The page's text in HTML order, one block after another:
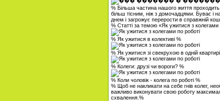
% Більша частина нашого життя
більш тісним, ніж з домочадцями. Буває і
днем ​​і загрожує перерости в справжній
% Статті за темою «Як ужитися з колегами
% Як ужитися в колективі %
% Як ужитися зі свекрухою в одній
% Колеги: друзі чи вороги? %
% Коли чоловік - колега по роботі %
% Щоб не накликати на себе гнів колег,
важливо виконувати свою роботу
схвалення.%